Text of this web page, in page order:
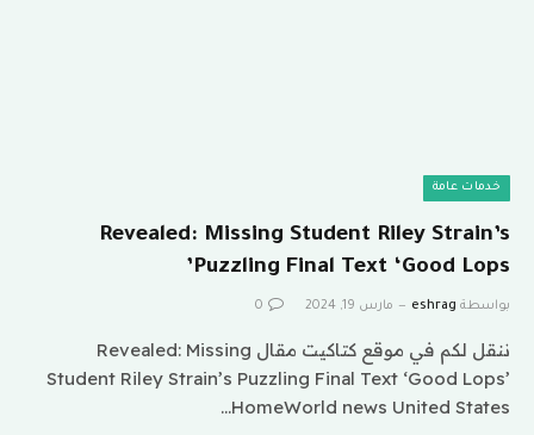
خدمات عامة
Revealed: Missing Student Riley Strain’s
Puzzling Final Text ‘Good Lops’
بواسطة eshrag مارس 19, 2024 0
ننقل لكم في موقع كتاكيت مقال Revealed: Missing
Student Riley Strain’s Puzzling Final Text ‘Good Lops’
HomeWorld news United States…